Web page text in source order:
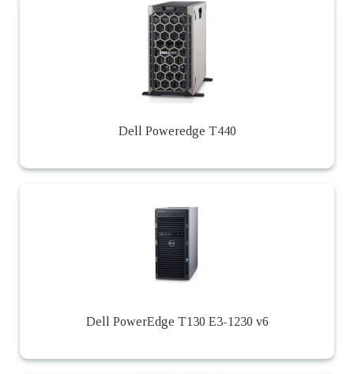
Dell Poweredge T440
Dell PowerEdge T130 E3-1230 v6